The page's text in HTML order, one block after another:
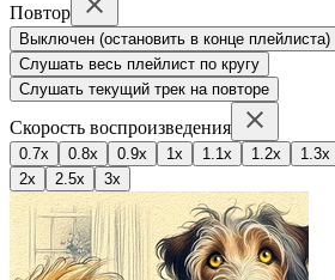
Повтор
Выключен (остановить в конце плейлиста)
Слушать весь плейлист по кругу
Слушать текущий трек на повторе
Скорость воспроизведения
0.7x 0.8x 0.9x 1x 1.1x 1.2x 1.3x
2x
2.5x 3x